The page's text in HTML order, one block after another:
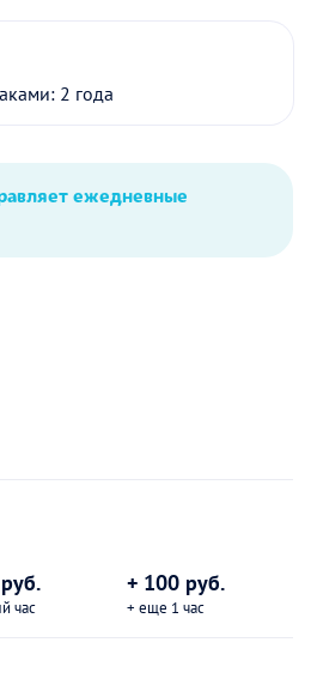
2 года
ежедневные
час
+ 100 руб.
+ еще 1 час